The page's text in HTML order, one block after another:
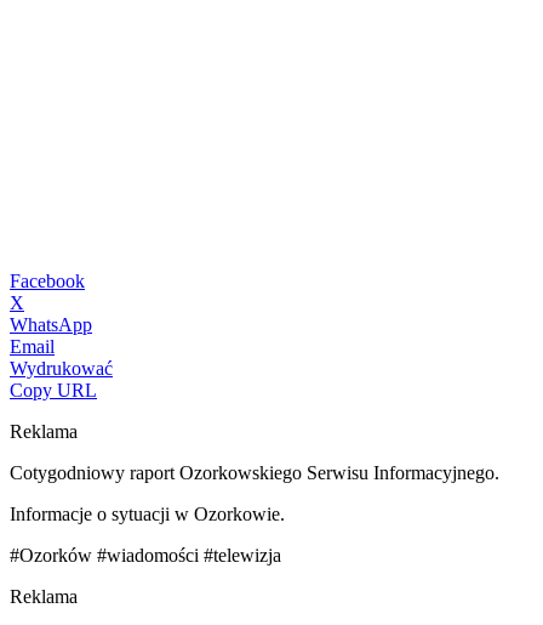
Facebook
X
WhatsApp
Email
Wydrukować
Copy URL
Reklama
Cotygodniowy raport Ozorkowskiego Serwisu Informacyjnego.
Informacje o sytuacji w Ozorkowie.
#Ozorków #wiadomości #telewizja
Reklama